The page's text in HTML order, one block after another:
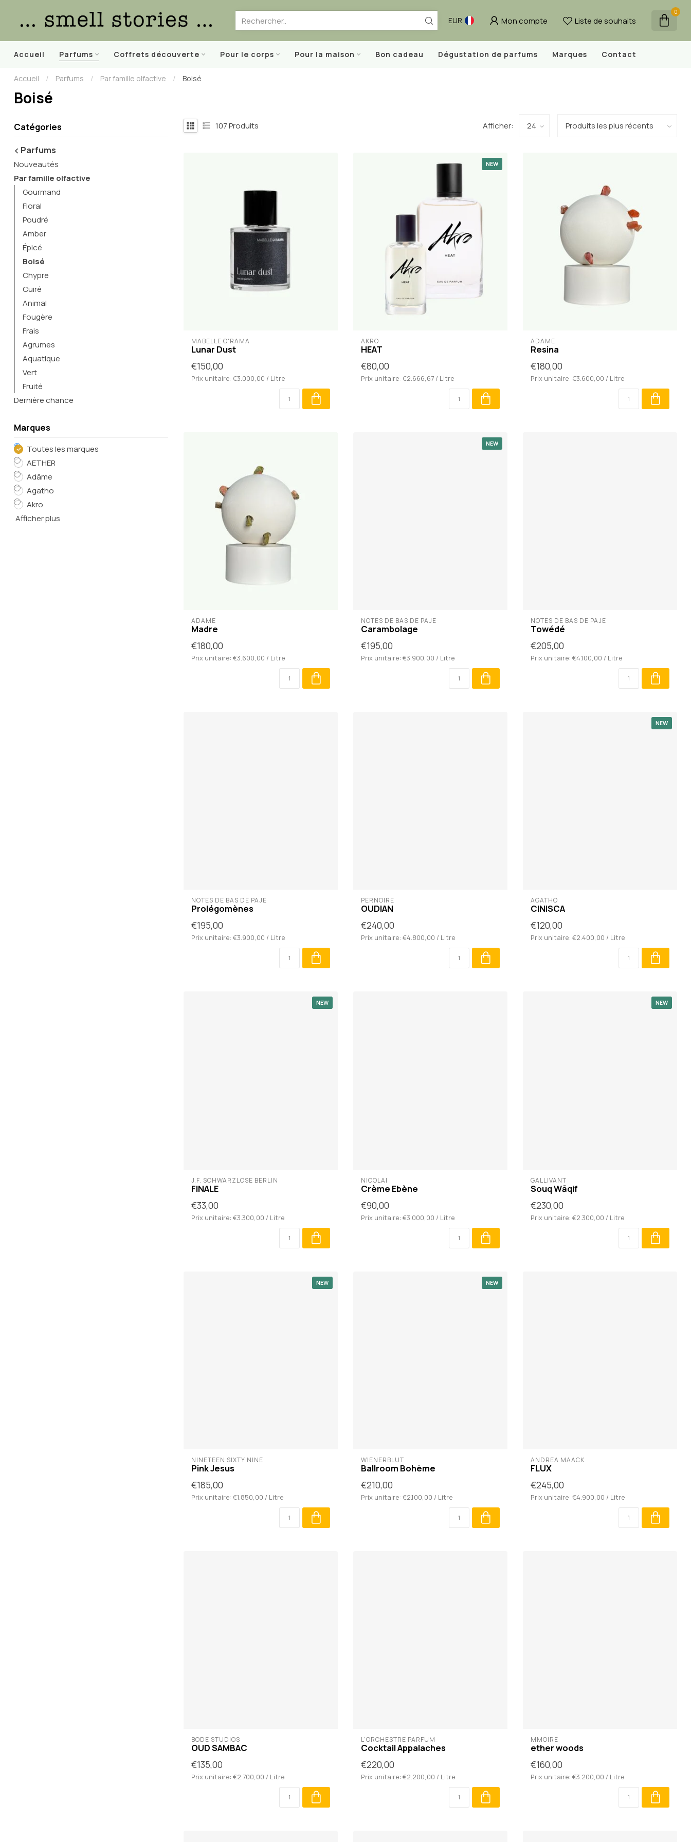
EUR Mon compte Liste de souhaits
0
Accueil Parfums Coffrets découverte Pour le corps Pour la maison Bon cadeau Dégustation de parfums Marques Contact
Accueil / Parfums / Par famille olfactive / Boisé
Boisé
Catégories
Parfums
Nouveautés
Par famille olfactive
Gourmand
Floral
Poudré
Amber
Épicé
Boisé
Chypre
Cuiré
Animal
Fougère
Frais
Agrumes
Aquatique
Vert
Fruité
Dernière chance
Marques
Toutes les marques
AETHER
Adâme
Agatho
Akro
Afficher plus
107Produits Afficher:
MABELLE O'RAMA
Lunar Dust
€150,00
Prix unitaire: €3.000,00 / Litre
NEW
AKRO
HEAT
€80,00
Prix unitaire: €2.666,67 / Litre
ADÂME
Resina
€180,00
Prix unitaire: €3.600,00 / Litre
ADÂME
Madre
€180,00
Prix unitaire: €3.600,00 / Litre
NEW
NOTES DE BAS DE PAJE
Carambolage
€195,00
Prix unitaire: €3.900,00 / Litre
NOTES DE BAS DE PAJE
Towédé
€205,00
Prix unitaire: €4.100,00 / Litre
NOTES DE BAS DE PAJE
Prolégomènes
€195,00
Prix unitaire: €3.900,00 / Litre
PERNOIRE
OUDIAN
€240,00
Prix unitaire: €4.800,00 / Litre
NEW
AGATHO
CINISCA
€120,00
Prix unitaire: €2.400,00 / Litre
NEW
J.F. SCHWARZLOSE BERLIN
FINALE
€33,00
Prix unitaire: €3.300,00 / Litre
NICOLAÏ
Crème Ebène
€90,00
Prix unitaire: €3.000,00 / Litre
NEW
GALLIVANT
Souq Wāqif
€230,00
Prix unitaire: €2.300,00 / Litre
NEW
NINETEEN SIXTY NINE
Pink Jesus
€185,00
Prix unitaire: €1.850,00 / Litre
NEW
WIENERBLUT
Ballroom Bohème
€210,00
Prix unitaire: €2.100,00 / Litre
ANDREA MAACK
FLUX
€245,00
Prix unitaire: €4.900,00 / Litre
BODÉ STUDIOS
OUD SAMBAC
€135,00
Prix unitaire: €2.700,00 / Litre
L'ORCHESTRE PARFUM
Cocktail Appalaches
€220,00
Prix unitaire: €2.200,00 / Litre
MMOIRE
ether woods
€160,00
Prix unitaire: €3.200,00 / Litre